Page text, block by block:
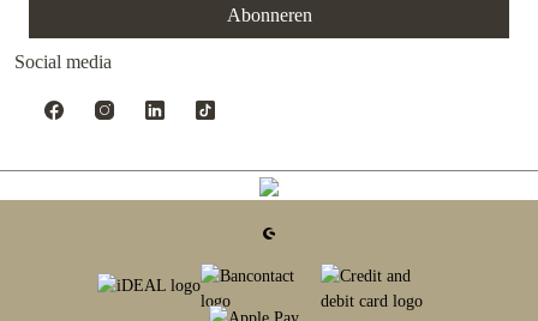
Abonneren
Social media